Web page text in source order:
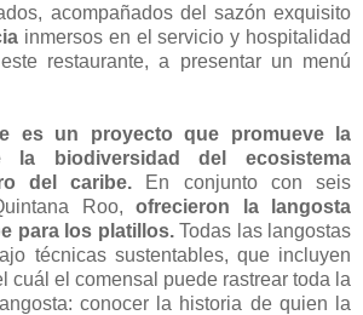
acompañados del sazón exquisito
inmersos en el servicio y hospitalidad
restaurante, a presentar un menú
es un proyecto que promueve la
la biodiversidad del ecosistema
del caribe. En conjunto con seis
Roo, ofrecieron la langosta
para los platillos.Todas las langostas
técnicas sustentables, que incluyen
cuál el comensal puede rastrear toda la
conocer la historia de quien la